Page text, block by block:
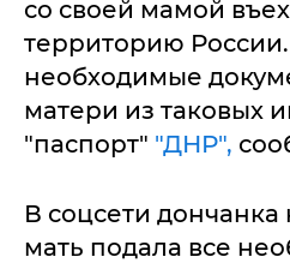
со своей мамой
территорию
необходимые
матери из таковых
"паспорт" "ДНР",
В соцсети дончанка
мать подала все